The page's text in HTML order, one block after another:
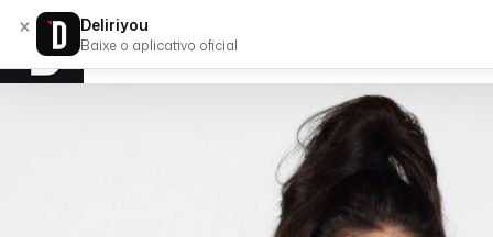
× Deliriyou
Baixe o aplicativo oficial